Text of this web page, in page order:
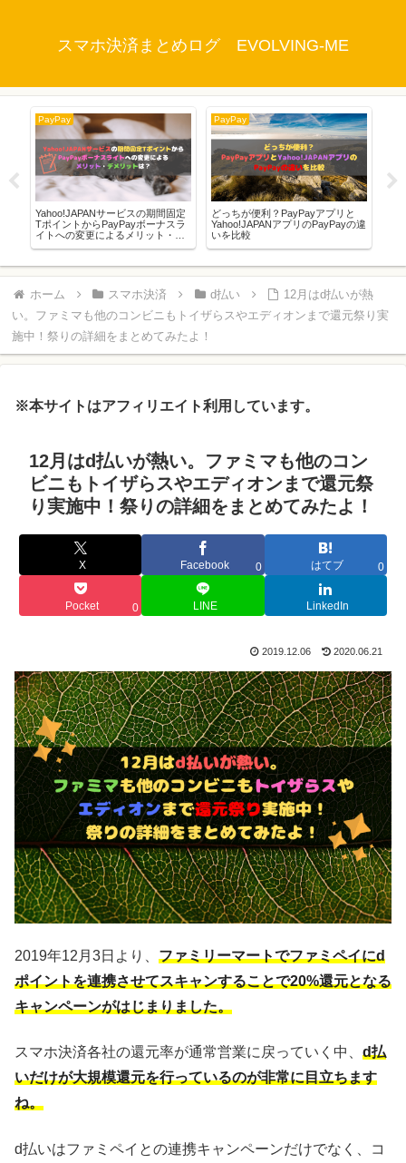
スマホ決済まとめログ EVOLVING-ME
る
PayPay
Yahoo!JAPANサービスの期間固定
TポイントからPayPayボーナスラ
イトへの変更によるメリット・デ
PayPay
どっちが便利？PayPayアプリと
Yahoo!JAPANアプリのPayPayの違
いを比較
ホーム スマホ決済 d払い
12月はd払いが熱
い。ファミマも他のコンビニもトイザらスやエディオンまで還元祭り実
施中！祭りの詳細をまとめてみたよ！
※本サイトはアフィリエイト利用しています。
12月はd払いが熱い。ファミマも他のコン
ビニもトイザらスやエディオンまで還元祭
り実施中！祭りの詳細をまとめてみたよ！
X Facebook 0 はてブ 0
Pocket 0 LINE LinkedIn
2019.12.06 2020.06.21
2019年12月3日より、 ファミリーマートでファミペイにd
ポイントを連携させてスキャンすることで20%還元となる
キャンペーンがはじまりました。
スマホ決済各社の還元率が通常営業に戻っていく中、 d払
いだけが大規模還元を行っているのが非常に目立ちます
ね。
d払いはファミペイとの連携キャンペーンだけでなく、コ